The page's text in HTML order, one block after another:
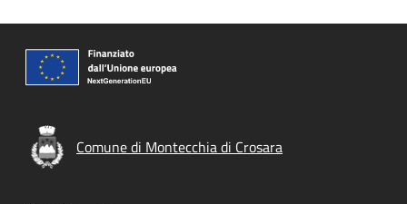
Comune di Montecchia di Crosara